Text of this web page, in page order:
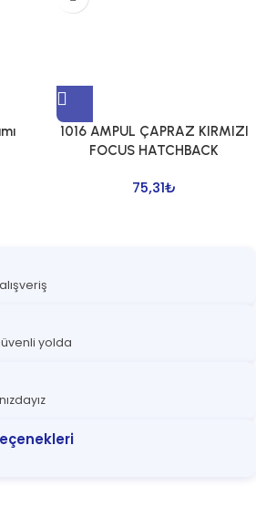
1016 AMPUL ÇAPRAZ KIRMIZI
FOCUS HATCHBACK
75,31₺
yolda